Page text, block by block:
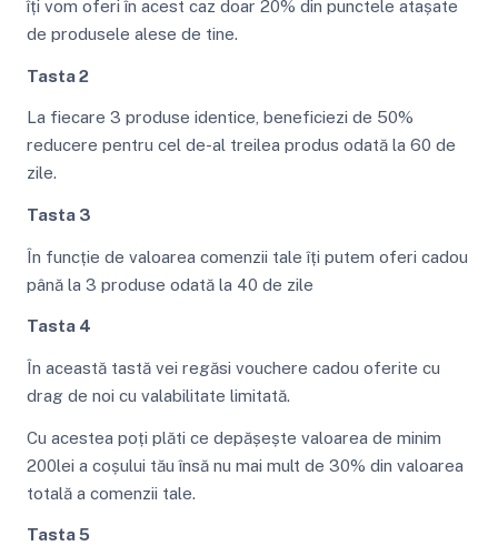
îți vom oferi în acest caz doar 20% din punctele atașate
de produsele alese de tine.
Tasta 2
La fiecare 3 produse identice, beneficiezi de 50%
reducere pentru cel de-al treilea produs odată la 60 de
zile.
Tasta 3
În funcție de valoarea comenzii tale îți putem oferi cadou
până la 3 produse odată la 40 de zile
Tasta 4
În această tastă vei regăsi vouchere cadou oferite cu
drag de noi cu valabilitate limitată.
Cu acestea poți plăti ce depășește valoarea de minim
200lei a coșului tău însă nu mai mult de 30% din valoarea
totală a comenzii tale.
Tasta 5